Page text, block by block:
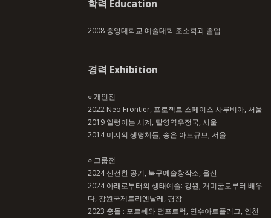
학력 Education
2008 중앙대학교 예술대학 조소학과 졸업
경력 Exhibition
○ 개인전
2022 Neo Frontier, 프로젝트 스페이스 사루비아, 서울
2019 일렁이는 세계, 탈영역우정국, 서울
2014 미지의 생명체들, 송은 아트큐브, 서울
○ 그룹전
2024 신선한 공기, 북구예술창작소, 울산
2024 아래로부터의 생태예술: 강원, 개미굴로부터 배우
다, 강원국제트리엔날레, 평창
2023 충돌 : 포르쉐와 덤프트럭, 연수아트플러그, 인천